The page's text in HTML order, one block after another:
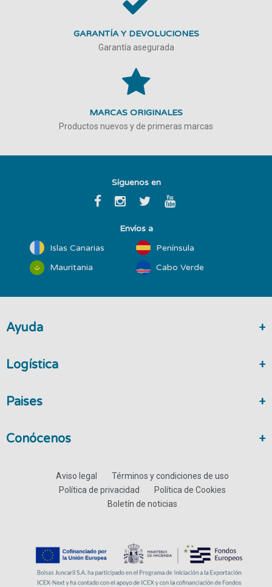
GARANTÍA Y DEVOLUCIONES
Garantía asegurada
MARCAS ORIGINALES
Productos nuevos y de primeras marcas
Síguenos en
Envíos a
Islas Canarias
Península
Mauritania
Cabo Verde
Ayuda
Logística
Paises
Conócenos
Aviso legal
Términos y condiciones de uso
Política de privacidad
Política de Cookies
Boletín de noticias